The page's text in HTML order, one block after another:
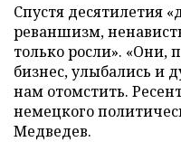
Спустя десятилетия
реваншизм,
только росли». «Они,
бизнес, улыбались и
нам отомстить.
немецкого
Медведев.